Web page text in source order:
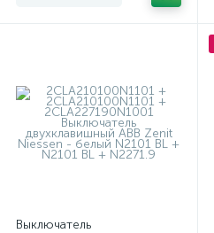
Выключатель